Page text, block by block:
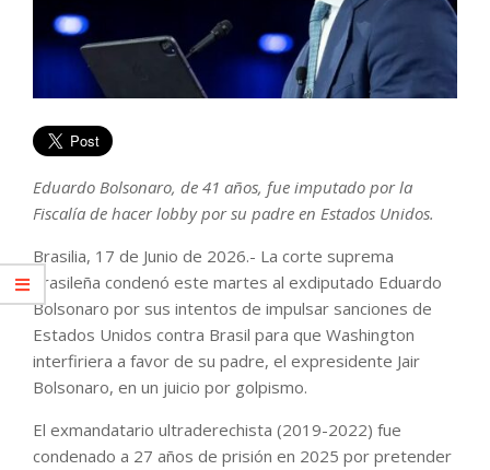
Eduardo Bolsonaro, de 41 años, fue imputado por la
Fiscalía de hacer lobby por su padre en Estados Unidos.
Brasilia, 17 de Junio de 2026.- La corte suprema
brasileña condenó este martes al exdiputado Eduardo
Bolsonaro por sus intentos de impulsar sanciones de
Estados Unidos contra Brasil para que Washington
interfiriera a favor de su padre, el expresidente Jair
Bolsonaro, en un juicio por golpismo.
El exmandatario ultraderechista (2019-2022) fue
condenado a 27 años de prisión en 2025 por pretender